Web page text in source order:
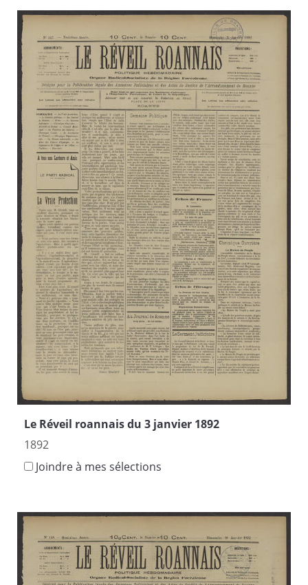
Le Réveil roannais du 3 janvier 1892
1892
Joindre à mes sélections